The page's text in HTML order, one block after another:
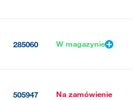
285060 W magazynie
505947 Na zamówienie